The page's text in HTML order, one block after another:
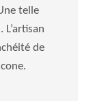
telle
de